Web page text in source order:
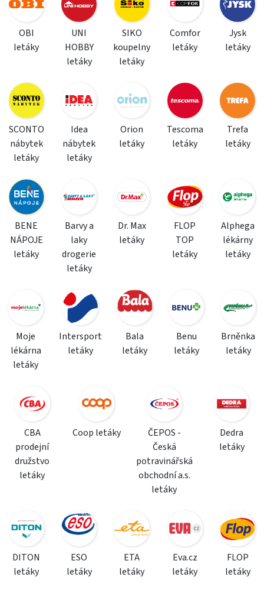
OBI
letáky
UNI
HOBBY
letáky
SIKO
koupelny
letáky
Comfor
letáky
Jysk
letáky
SCONTO
nábytek
letáky
Idea
nábytek
letáky
Orion
letáky
Tescoma
letáky
Trefa
letáky
BENE
NÁPOJE
letáky
Barvy a
laky
drogerie
letáky
Dr. Max
letáky
FLOP
TOP
letáky
Alphega
lékárny
letáky
Moje
lékárna
letáky
Intersport
letáky
Bala
letáky
Benu
letáky
Brněnka
letáky
CBA
prodejní
družstvo
letáky
Coop letáky
ČEPOS -
Česká
potravinářská
obchodní a.s.
letáky
Dedra
letáky
DITON
letáky
ESO
letáky
ETA
letáky
Eva.cz
letáky
FLOP
letáky